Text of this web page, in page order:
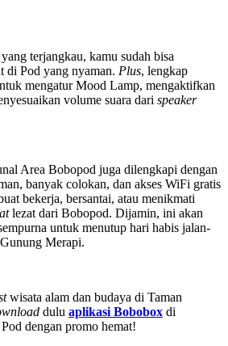
terjangkau, kamu sudah bisa
di Pod yang nyaman. Plus, lengkap
mengatur Mood Lamp, mengaktifkan
volume suara dari speaker
Area Bobopod juga dilengkapi dengan
banyak colokan, dan akses WiFi gratis
bekerja, bersantai, atau menikmati
lezat dari Bobopod. Dijamin, ini akan
untuk menutup hari habis jalan-
Merapi.
wisata alam dan budaya di Taman
dulu aplikasi Bobobox di
dengan promo hemat!